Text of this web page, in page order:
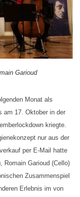
Garioud
Monat als
am 17. Oktober in der
kriegte.
nur aus der
per E-Mail hatte
Romain Garioud (Cello)
Zusammenspiel
Erlebnis im von